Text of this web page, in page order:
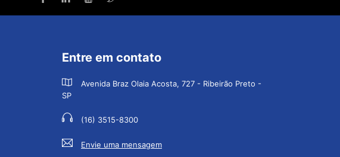
Entre em contato
Avenida Braz Olaia Acosta, 727 - Ribeirão Preto -
SP
(16) 3515-8300
Envie uma mensagem